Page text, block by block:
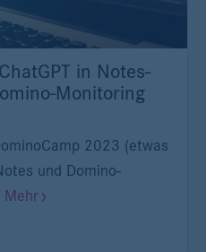
in Notes-
Monitoring
2023 (etwas
und Domino-
Mehr